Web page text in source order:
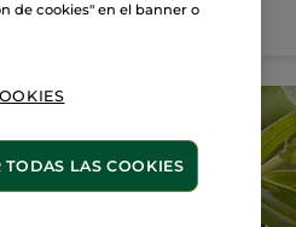
ya que
piel. Todas
con ceras
de cookies" en el banner o
TODAS LAS COOKIES